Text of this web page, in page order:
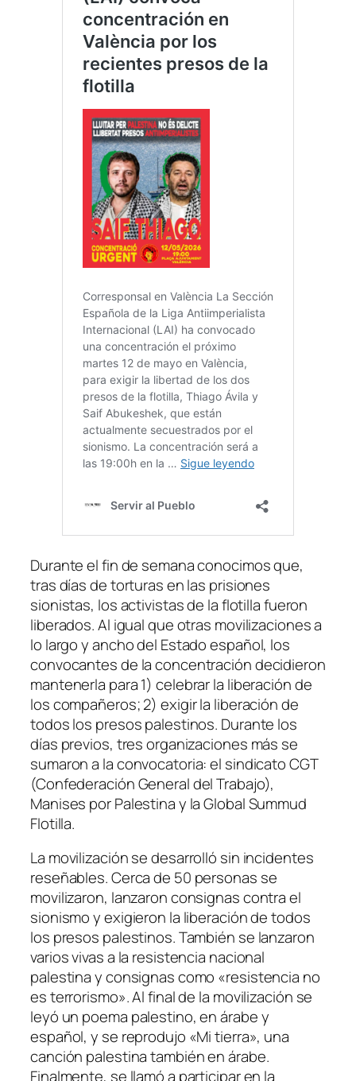
Durante el fin de semana conocimos que,
tras días de torturas en las prisiones
sionistas, los activistas de la flotilla fueron
liberados. Al igual que otras movilizaciones a
lo largo y ancho del Estado español, los
convocantes de la concentración decidieron
mantenerla para 1) celebrar la liberación de
los compañeros; 2) exigir la liberación de
todos los presos palestinos. Durante los
días previos, tres organizaciones más se
sumaron a la convocatoria: el sindicato CGT
(Confederación General del Trabajo),
Manises por Palestina y la Global Summud
Flotilla.
La movilización se desarrolló sin incidentes
reseñables. Cerca de 50 personas se
movilizaron, lanzaron consignas contra el
sionismo y exigieron la liberación de todos
los presos palestinos. También se lanzaron
varios vivas a la resistencia nacional
palestina y consignas como «resistencia no
es terrorismo». Al final de la movilización se
leyó un poema palestino, en árabe y
español, y se reprodujo «Mi tierra», una
canción palestina también en árabe.
Finalmente, se llamó a participar en la